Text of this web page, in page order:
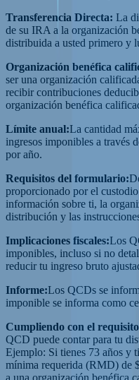
Transferencia Directa: La
de su IRA a la organización
distribuida a usted primero y
Organización benéfica
ser una organización
recibir contribuciones
organización benéfica
Límite anual:La cantidad
ingresos imponibles a través
por año.
Requisitos del formulario:
proporcionado por el
información sobre ti, la
distribución y las
Implicaciones fiscales:Los
imponibles, incluso si no
reducir tu ingreso bruto
Informe:Los QCDs se
imponible se informa como
Cumpliendo con el
QCD puede contar para tu
Ejemplo: Si tienes 73 años y
mínima requerida (RMD) de
a una organización benéfica